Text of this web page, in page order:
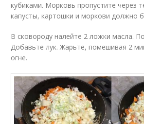
кубиками. Морковь пропустите через
капусты, картошки и моркови должно
В сковороду налейте 2 ложки масла.
Добавьте лук. Жарьте, помешивая 2
огне.